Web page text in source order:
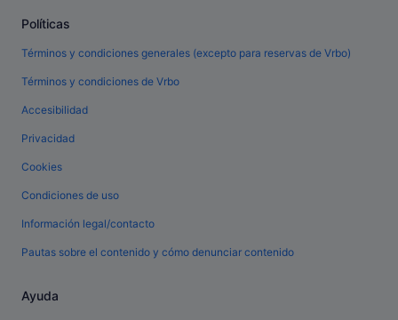
Políticas
Términos y condiciones generales (excepto para reservas de Vrbo)
Términos y condiciones de Vrbo
Accesibilidad
Privacidad
Cookies
Condiciones de uso
Información legal/contacto
Pautas sobre el contenido y cómo denunciar contenido
Ayuda